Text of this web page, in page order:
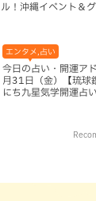
ル！沖縄イベント＆
エンタメ,占い
今日の占い・開運ア
月31日（金）【琉球
にち九星気学開運占い